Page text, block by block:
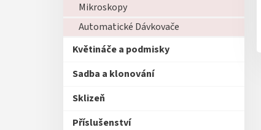
Mikroskopy
Automatické Dávkovače
Květináče a podmisky
Sadba a klonování
Sklizeň
Příslušenství